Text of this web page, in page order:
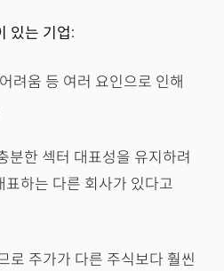
있는 기업:
려움 등 여러 요인으로 인해
분한 섹터 대표성을 유지하려
표하는 다른 회사가 있다고
로 주가가 다른 주식보다 훨씬